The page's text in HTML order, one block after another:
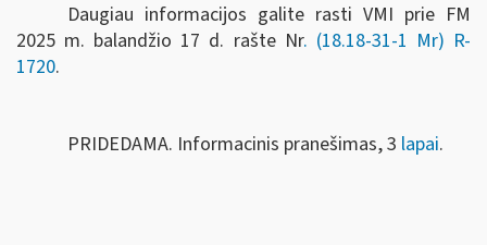
Daugiau informacijos galite rasti VMI prie FM
2025 m. balandžio 17 d. rašte Nr. (18.18-31-1 Mr) R-
1720.
PRIDEDAMA. Informacinis pranešimas, 3 lapai.